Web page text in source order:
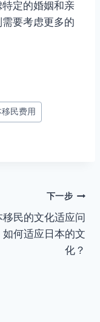
定的婚姻和亲
要考虑更多的
移民费用
下一步
移民的文化适应问
如何适应日本的文
化？